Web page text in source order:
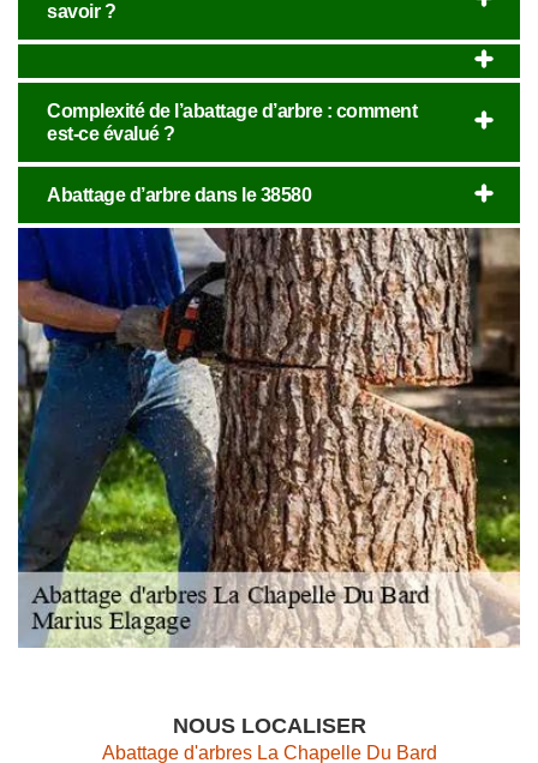
savoir ?
Complexité de l’abattage d’arbre : comment
est-ce évalué ?
Abattage d’arbre dans le 38580
NOUS LOCALISER
Abattage d'arbres La Chapelle Du Bard